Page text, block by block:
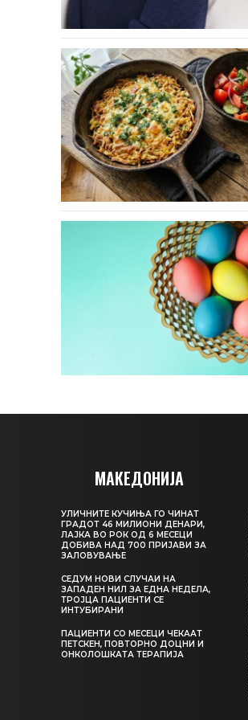
МАКЕДОНИЈА
УЛИЧНИТЕ КУЧИЊА ГО ЧИНАТ
ГРАДОТ 46 МИЛИОНИ ДЕНАРИ,
ЛАЈКА ВО РОК ОД 6 МЕСЕЦИ
ДОБИВА НАД 700 ПРИЈАВИ ЗА
ЗАЛОВУВАЊЕ
СЕДУМ НОВИ СЛУЧАИ НА
ЗАПАДЕН НИЛ ЗА ЕДНА НЕДЕЛА,
ТРОЈЦА ПАЦИЕНТИ СЕ
ИНТУБИРАНИ
ПАЦИЕНТИ СО МЕСЕЦИ ЧЕКААТ
ПЕТСКЕН, ПОВТОРНО ДОЦНИ И
ОНКОЛОШКАТА ТЕРАПИЈА